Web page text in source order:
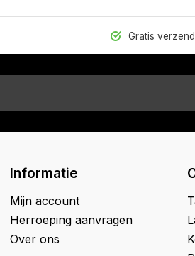
Gratis
Informatie
Mijn account
Herroeping aanvragen
Over ons